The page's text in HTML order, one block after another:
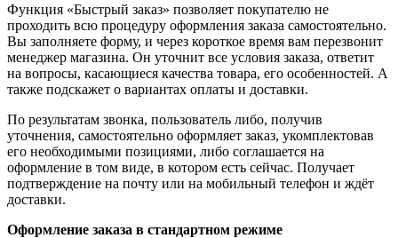
Функция «Быстрый заказ» позволяет покупателю не
проходить всю процедуру оформления заказа самостоятельно.
Вы заполняете форму, и через короткое время вам перезвонит
менеджер магазина. Он уточнит все условия заказа, ответит
на вопросы, касающиеся качества товара, его особенностей. А
также подскажет о вариантах оплаты и доставки.
По результатам звонка, пользователь либо, получив
уточнения, самостоятельно оформляет заказ, укомплектовав
его необходимыми позициями, либо соглашается на
оформление в том виде, в котором есть сейчас. Получает
подтверждение на почту или на мобильный телефон и ждёт
доставки.
Оформление заказа в стандартном режиме